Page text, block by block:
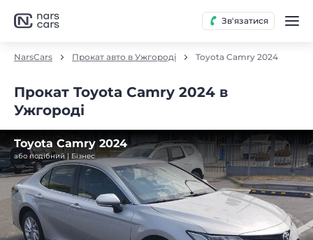
Зв'язатися
NarsCars Прокат авто в Ужгороді Toyota Camry 2024
Прокат Toyota Camry 2024 в
Ужгороді
Toyota Camry 2024
або подібний | Бізнес